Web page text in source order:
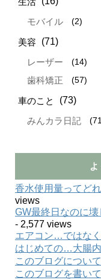
モバイル (2)
美容 (71)
レーザー (14)
歯科矯正 (57)
車のこと (73)
みんカラ日記
香水使用量ってど
views
GW最終日なのに
- 2,577 views
エアコン…ではな
はじめての…大腸
このブログについて
このブログを書い